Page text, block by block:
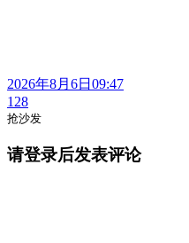
2026年8月6日09:47
128
抢沙发
请登录后发表评论